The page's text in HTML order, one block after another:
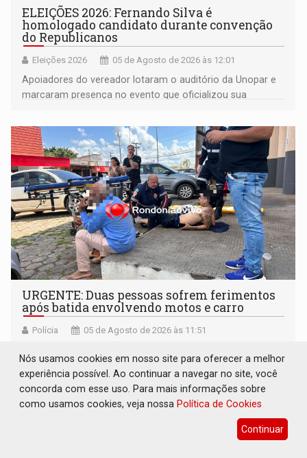
ELEIÇÕES 2026: Fernando Silva é
homologado candidato durante convenção
do Republicanos
Eleições 2026 05 de Agosto de 2026 às 12:01
Apoiadores do vereador lotaram o auditório da Unopar e
marcaram presença no evento que oficializou sua
URGENTE: Duas pessoas sofrem ferimentos
após batida envolvendo motos e carro
Polícia 05 de Agosto de 2026 às 11:51
Nós usamos cookies em nosso site para oferecer a melhor
experiência possível. Ao continuar a navegar no site, você
concorda com esse uso. Para mais informações sobre
como usamos cookies, veja nossa Política de Cookies
Continuar